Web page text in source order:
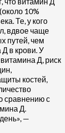
10%
Те, у кого
вдвое чаще
путей, чем
в крови. У
Д, риск
костей,
сравнению с
Д.
—